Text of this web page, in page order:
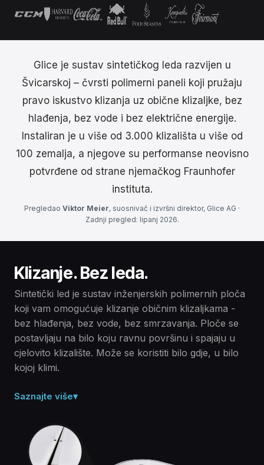
Glice je sustav sintetičkog leda razvijen u
Švicarskoj – čvrsti polimerni paneli koji pružaju
pravo iskustvo klizanja uz obične klizaljke, bez
hlađenja, bez vode i bez električne energije.
Instaliran je u više od 3.000 klizališta u više od
100 zemalja, a njegove su performanse neovisno
potvrđene od strane njemačkog Fraunhofer
instituta.
Pregledao Viktor Meier, suosnivač i izvršni direktor, Glice AG ·
Zadnji pregled: lipanj 2026.
Klizanje. Bez leda.
Sintetički led je sustav inženjerskih polimernih ploča
koji vam omogućuje klizanje običnim klizaljkama -
bez hlađenja, bez vode, bez smrzavanja. Ploče se
postavljaju na bilo koju ravnu površinu i spajaju u
cjelovito klizalište. Može se koristiti bilo gdje, u bilo
kojoj klimi.
Saznajte više▾
Čvrsti polimer, a ne led.
Sintetički led je suha, čvrsta površina izrađena od